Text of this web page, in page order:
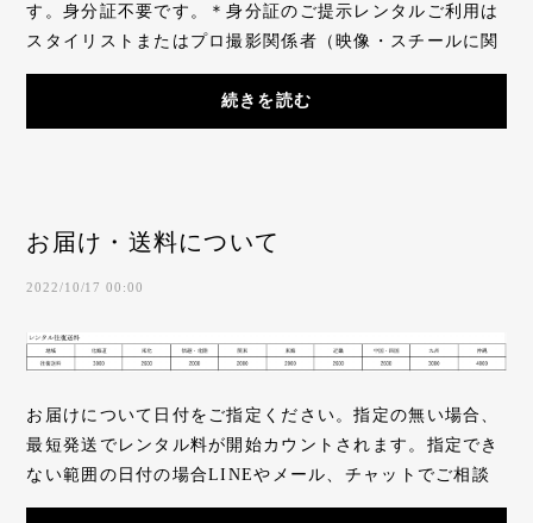
す。身分証不要です。＊身分証のご提示レンタルご利用は
スタイリストまたはプロ撮影関係者（映像・スチールに関
する制作者、カメラマン、美容関係者、俳優モ...
続きを読む
お届け・送料について
2022/10/17 00:00
お届けについて日付をご指定ください。指定の無い場合、
最短発送でレンタル料が開始カウントされます。指定でき
ない範囲の日付の場合LINEやメール、チャットでご相談
ください。東京都内受け渡しの場合は空きがあ...